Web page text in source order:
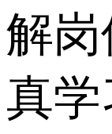
解岗
真